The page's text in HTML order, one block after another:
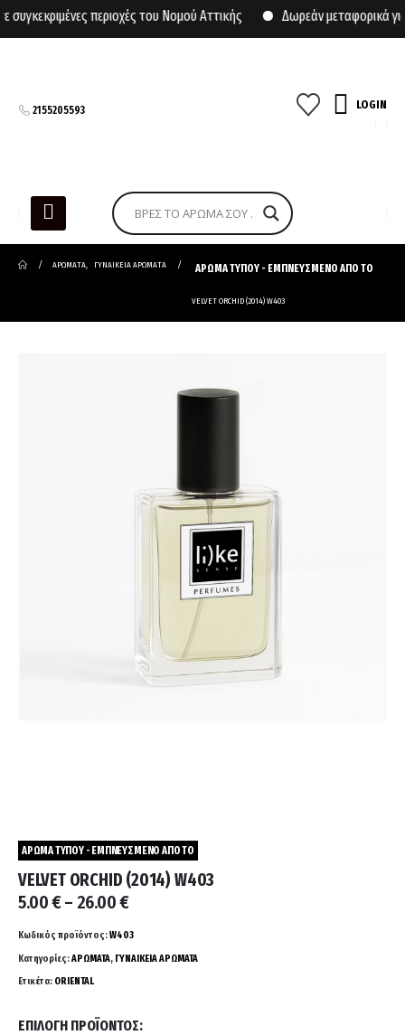
περιοχές του Νομού Αττικής Δωρεάν μεταφορικά για
2155205593 LOGIN
ΑΡΩΜΑΤΑ, ΓΥΝΑΙΚΕΙΑ ΑΡΩΜΑΤΑ ΑΡΩΜΑ ΤΥΠΟΥ - ΕΜΠΝΕΥΣΜΕΝΟ ΑΠΟ ΤΟ
VELVET ORCHID (2014) W403
ΑΡΩΜΑ ΤΥΠΟΥ - ΕΜΠΝΕΥΣΜΕΝΟ ΑΠΟ ΤΟ
VELVET ORCHID (2014) W403
5.00€– 26.00€Price
5.00 €
through
Κωδικός προϊόντος:W403
Κατηγορίες:ΑΡΩΜΑΤΑ, ΓΥΝΑΙΚΕΙΑ ΑΡΩΜΑΤΑ
Ετικέτα: ORIENTAL
ΕΠΙΛΟΓΉ ΠΡΟΪΌΝΤΟΣ